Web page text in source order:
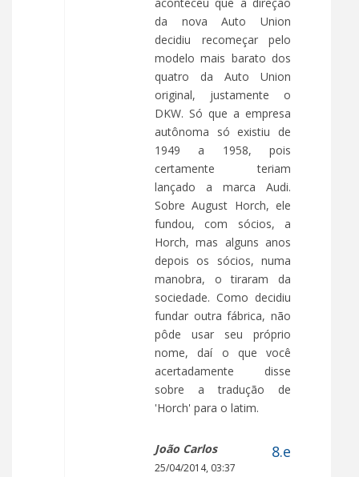
da nova Auto Union
decidiu recomeçar pelo
modelo mais barato dos
quatro da Auto Union
original, justamente o
DKW. Só que a empresa
autônoma só existiu de
1949 a 1958, pois
certamente teriam
lançado a marca Audi.
Sobre August Horch, ele
fundou, com sócios, a
Horch, mas alguns anos
depois os sócios, numa
manobra, o tiraram da
sociedade. Como decidiu
fundar outra fábrica, não
pôde usar seu próprio
nome, daí o que você
acertadamente disse
sobre a tradução de
'Horch' para o latim.
João Carlos
25/04/2014, 03:37